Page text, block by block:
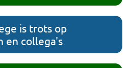
is trots op
en collega's